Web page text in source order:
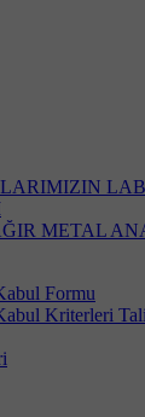
METAL
Formu
Kriterleri